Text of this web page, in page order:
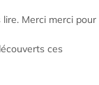
lire. Merci merci pour
ces